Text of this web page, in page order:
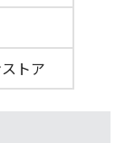
トア